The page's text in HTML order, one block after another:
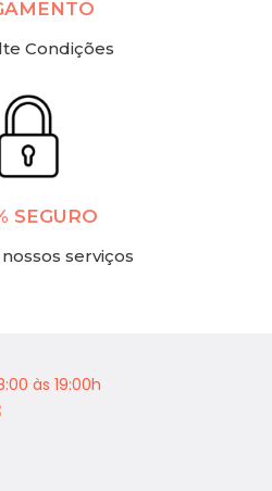
Condições
SEGURO
serviços
às 19:00h